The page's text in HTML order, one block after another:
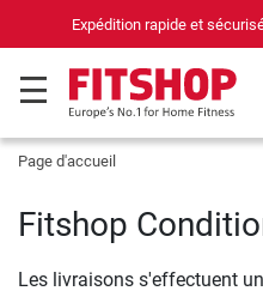
Expédition rapide et
Page d'accueil
Fitshop
Les livraisons s'effectuent